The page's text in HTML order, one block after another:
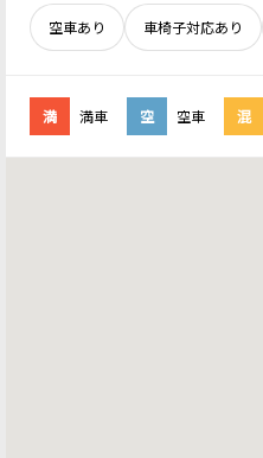
空車あり 車椅子対応あり
満 満車 空 空車 混